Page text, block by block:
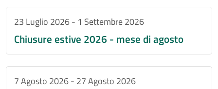
23 Luglio 2026- 1 Settembre 2026
Chiusure estive 2026 - mese di agosto
7 Agosto 2026- 27 Agosto 2026